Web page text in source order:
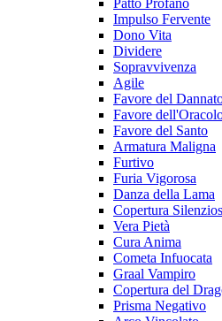
Patto Profano
Impulso Fervente
Dono Vita
Dividere
Sopravvivenza
Agile
Favore del
Favore
Favore del Santo
Armatura Maligna
Furtivo
Furia Vigorosa
Danza della Lama
Copertura
Vera Pietà
Cura Anima
Cometa Infuocata
Graal Vampiro
Copertura del
Prisma Negativo